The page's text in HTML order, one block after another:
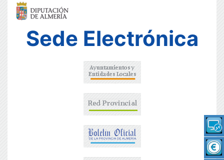
Sede Electrónica